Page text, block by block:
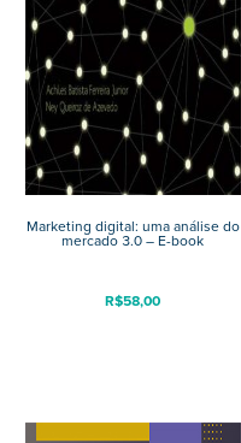
Marketing digital: uma análise do
mercado 3.0 – E-book
R$58,00